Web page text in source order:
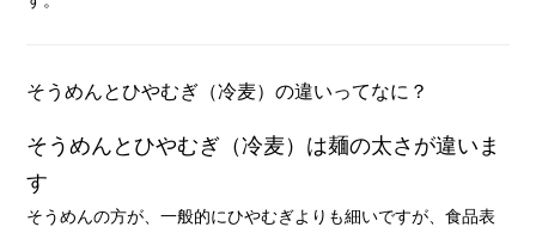
そうめんとひやむぎ（冷麦）の違いってなに？
そうめんとひやむぎ（冷麦）は麺の太さが違いま
す
そうめんの方が、一般的にひやむぎよりも細いですが、食品表